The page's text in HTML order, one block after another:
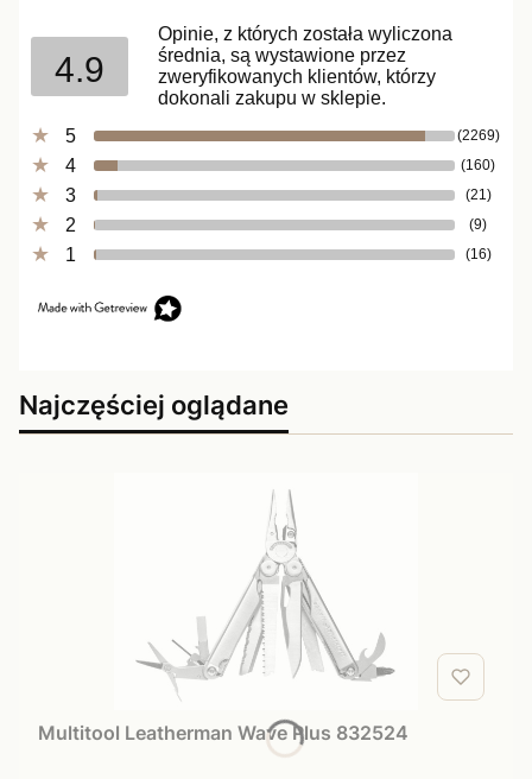
4.9
Opinie, z których została wyliczona
średnia, są wystawione przez
zweryfikowanych klientów, którzy
dokonali zakupu w sklepie.
5
(2269)
4 (160)
3 (21)
2 (9)
1 (16)
Najczęściej oglądane
Multitool Leatherman Wave Plus 832524